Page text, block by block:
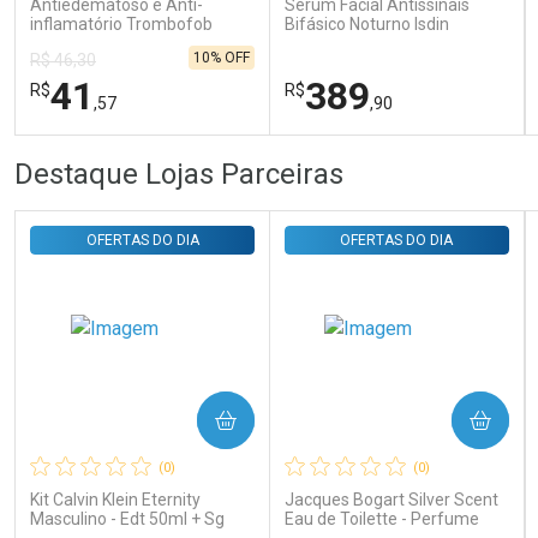
Antiedematoso e Anti-
inflamatório Trombofob
R$ 46,30
R$41 ,57
10% OFF
FECHAR
Laboratório
Comprar sem Desconto
Por R$ 41,57/cada
FECHAR
Por Menos
Comprar sem Desconto
Por R$ 41,57/cada
Sérum Facial Antissinais
Bifásico Noturno Isdin
R$389,90
Comprar sem Desconto
Por R$ 389,90/cada
Por Menos
Comprar sem Desconto
Por R$ 389,90/cada
Destaque Lojas Parceiras
(0)
Kit Calvin Klein Eternity
Masculino - Edt 50ml + Sg
OFERTAS DO DIA
COMPRAR
(0)
Jacques Bogart Silver Scent
Eau de Toilette - Perfume
OFERTAS DO DIA
COMPRAR